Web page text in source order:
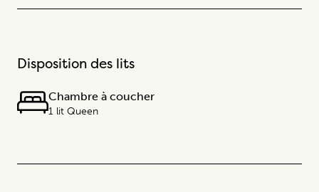
Disposition des lits
Chambre à coucher
1 lit Queen